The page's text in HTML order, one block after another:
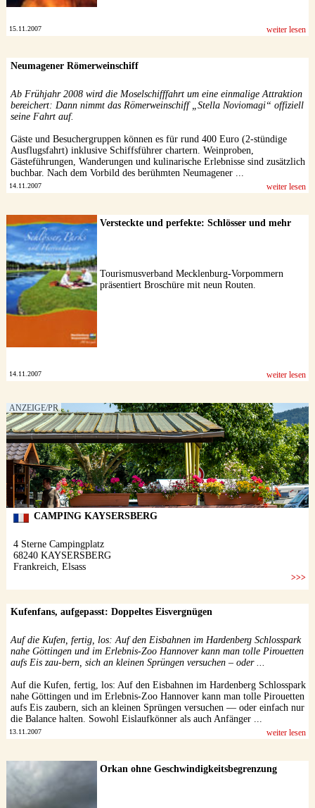
15.11.2007 weiter lesen
Neumagener Römerweinschiff
Ab Frühjahr 2008 wird die Moselschifffahrt um eine einmalige Attraktion
bereichert: Dann nimmt das Römerweinschiff „Stella Noviomagi“ offiziell
seine Fahrt auf.
Gäste und Besuchergruppen können es für rund 400 Euro (2-stündige
Ausflugsfahrt) inklusive Schiffsführer chartern. Weinproben,
Gästeführungen, Wanderungen und kulinarische Erlebnisse sind zusätzlich
buchbar. Nach dem Vorbild des berühmten Neumagener ...
14.11.2007 weiter lesen
Versteckte und perfekte: Schlösser und mehr
Tourismusverband Mecklenburg-Vorpommern
präsentiert Broschüre mit neun Routen.
14.11.2007 weiter lesen
Kufenfans, aufgepasst: Doppeltes Eisvergnügen
Auf die Kufen, fertig, los: Auf den Eisbahnen im Hardenberg Schlosspark
nahe Göttingen und im Erlebnis-Zoo Hannover kann man tolle Pirouetten
aufs Eis zau-bern, sich an kleinen Sprüngen versuchen – oder ...
Auf die Kufen, fertig, los: Auf den Eisbahnen im Hardenberg Schlosspark
nahe Göttingen und im Erlebnis-Zoo Hannover kann man tolle Pirouetten
aufs Eis zaubern, sich an kleinen Sprüngen versuchen — oder einfach nur
die Balance halten. Sowohl Eislaufkönner als auch Anfänger ...
13.11.2007 weiter lesen
Orkan ohne Geschwindigkeitsbegrenzung